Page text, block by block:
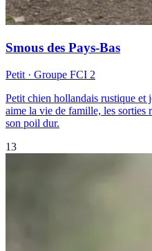
Smous des Pays-Bas
Petit · Groupe FCI 2
Petit chien hollandais rustique et
aime la vie de famille, les sorties
son poil dur.
13